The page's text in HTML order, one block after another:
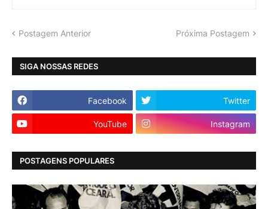
Postagem Anterior Próxima Postagem
SIGA NOSSAS REDES
Facebook Twitter
YouTube Instagram
POSTAGENS POPULARES